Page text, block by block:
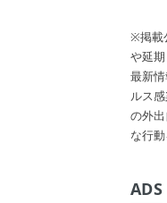
※掲載
や延
最新
ルス
の外
な行
ADS